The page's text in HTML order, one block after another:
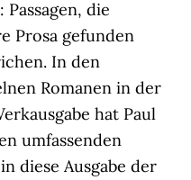
die
Prosa gefunden
In den
Romanen in der
hat Paul
umfassenden
diese Ausgabe der